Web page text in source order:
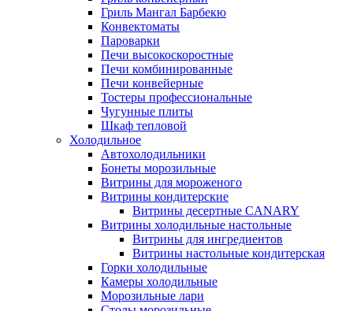
Гриль Мангал Барбекю
Конвектоматы
Пароварки
Печи высокоскоростные
Печи комбинированные
Печи конвейерные
Тостеры профессиональные
Чугунные плиты
Шкаф тепловой
Холодильное
Автохолодильники
Бонеты морозильные
Витрины для мороженого
Витрины кондитерские
Витрины десертные CANARY
Витрины холодильные настольные
Витрины для ингредиентов
Витрины настольные кондитерская
Горки холодильные
Камеры холодильные
Морозильные лари